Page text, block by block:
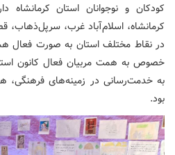
کودکان و نوجوانان استان کرمانشاه
کرمانشاه، اسلام‌آباد غرب،
در نقاط مختلف استان به صورت فعال
خصوص به همت مربیان فعال کانون
به خدمت‌رسانی در زمینه‌های فرهنگی،
بود.